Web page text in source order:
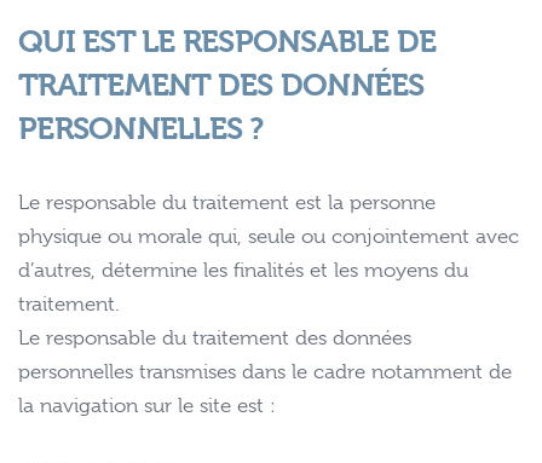
QUI EST LE RESPONSABLE DE
TRAITEMENT DES DONNÉES
PERSONNELLES ?
Le responsable du traitement est la personne
physique ou morale qui, seule ou conjointement avec
d’autres, détermine les finalités et les moyens du
traitement.
Le responsable du traitement des données
personnelles transmises dans le cadre notamment de
la navigation sur le site est :